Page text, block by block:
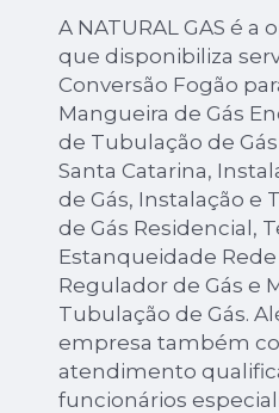
A NATURAL GAS é a
que disponibiliza
Conversão Fogão
Mangueira de Gás
de Tubulação de
Santa Catarina,
de Gás, Instalação e
de Gás Residencial,
Estanqueidade Rede
Regulador de Gás e
Tubulação de Gás.
empresa também
atendimento
funcionários